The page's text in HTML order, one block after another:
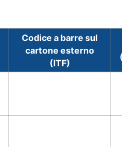
Codice a barre sul
cartone esterno
(ITF)